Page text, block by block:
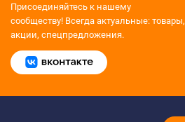
Присоединяйтесь к нашему
сообществу! Всегда актуальные: товары,
акции, спецпредложения.